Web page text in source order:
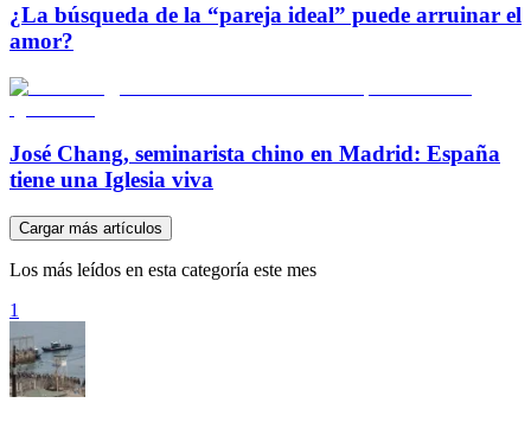
¿La búsqueda de la “pareja ideal” puede arruinar el
amor?
José Chang, seminarista chino en Madrid: España
tiene una Iglesia viva
Cargar más artículos
Los más leídos en esta categoría este mes
1